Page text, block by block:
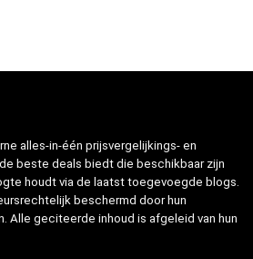
alles-in-één prijsvergelijkings- en
beste deals biedt die beschikbaar zijn
houdt via de laatst toegevoegde blogs.
beschermd door hun
Alle geciteerde inhoud is afgeleid van hun